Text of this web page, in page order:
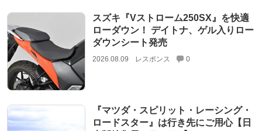
スズキ『Vストローム250SX』を快適
ローダウン！ デイトナ、ゲル入りロー
ダウンシート発売
2026.08.09 レスポンス 0
『マツダ・スピリット・レーシング・
ロードスター』は行き先にご用心【日